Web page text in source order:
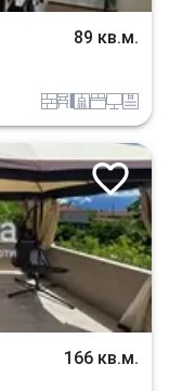
89 кв.м.
tuhlaobzavejdne_4 sanitarno_pomeshtenie spalniatehnikabasein
166 кв.м.